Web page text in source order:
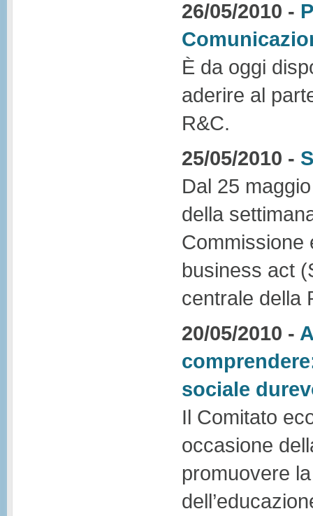
26/05/2010 -
È da oggi
aderire al
R&C.
25/05/2010 -
Dal 25
della
Commissione
business act
centrale della
20/05/2010 -
sociale
Il Comitato
occasione
promuovere